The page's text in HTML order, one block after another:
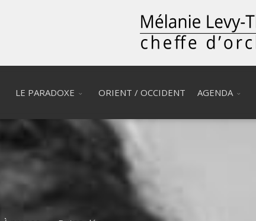
LE PARADOXE ORIENT / OCCIDENT AGENDA